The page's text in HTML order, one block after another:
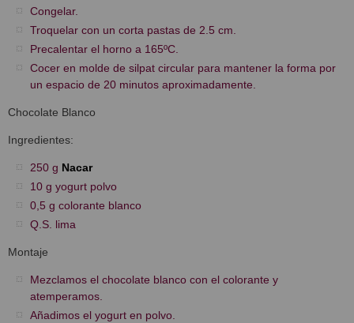
Congelar.
Troquelar con un corta pastas de 2.5 cm.
Precalentar el horno a 165ºC.
Cocer en molde de silpat circular para mantener la forma por
un espacio de 20 minutos aproximadamente.
Chocolate Blanco
Ingredientes:
250 g Nacar
10 g yogurt polvo
0,5 g colorante blanco
Q.S. lima
Montaje
Mezclamos el chocolate blanco con el colorante y
atemperamos.
Añadimos el yogurt en polvo.